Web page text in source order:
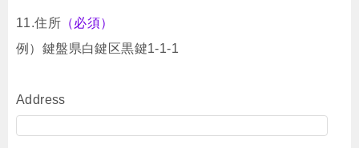
11.住所 （必須）
例）鍵盤県白鍵区黒鍵1-1-1
Address